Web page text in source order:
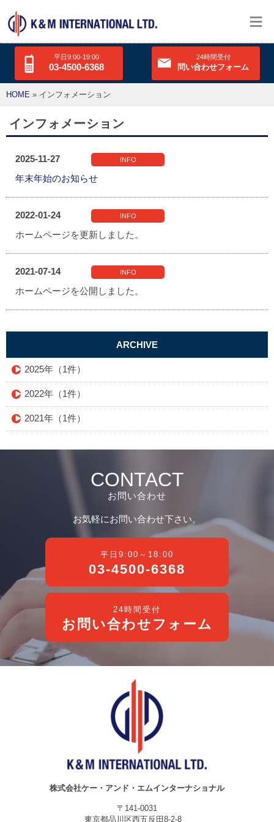
平日9:00-19:00
03-4500-6368
24時間受付
問い合わせフォーム
≡
HOME » インフォメーション
インフォメーション
2025-11-27 INFO
年末年始のお知らせ
2022-01-24 INFO
ホームページを更新しました。
2021-07-14 INFO
ホームページを公開しました。
ARCHIVE
2025年（1件）
2022年（1件）
2021年（1件）
CONTACT
お問い合わせ
お気軽にお問い合わせ下さい。
平日9:00～18:00
03-4500-6368
24時間受付
お問い合わせフォーム
株式会社ケー・アンド・エムインターナショナル
〒141-0031
東京都品川区西五反田8-2-8